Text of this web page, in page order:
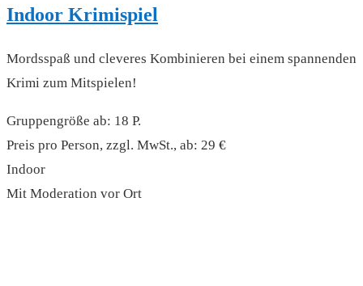
Indoor Krimispiel
Mordsspaß und cleveres Kombinieren bei einem spannenden
Krimi zum Mitspielen!
Gruppengröße ab: 18 P.
Preis pro Person, zzgl. MwSt., ab: 29 €
Indoor
Mit Moderation vor Ort